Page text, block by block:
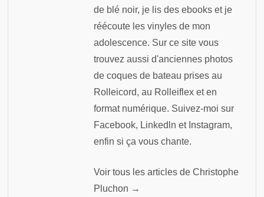
de blé noir, je lis des ebooks et je
réécoute les vinyles de mon
adolescence. Sur ce site vous
trouvez aussi d'anciennes photos
de coques de bateau prises au
Rolleicord, au Rolleiflex et en
format numérique. Suivez-moi sur
Facebook, Linkedln et Instagram,
enfin si ça vous chante.
Voir tous les articles de Christophe
Pluchon →